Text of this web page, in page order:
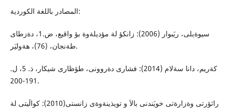
المصادر باللغة الكوردية:
سيوةيلى، ريَبوار (2006): زانكؤ لة مؤديلةوة بؤ واقيع، ض.1، دةزطاى
طةنجان، (76)، هةوليَر.
كةريم، دانا سةلام (2014): فشارى دةروونى، طؤظارى شيكار، ذ. 5، ل.
191-200.
راثؤرتى وةزارةتى خويَندنى بالاَ و تويذينةوةى زانستى(2010): كوالَيتى لة